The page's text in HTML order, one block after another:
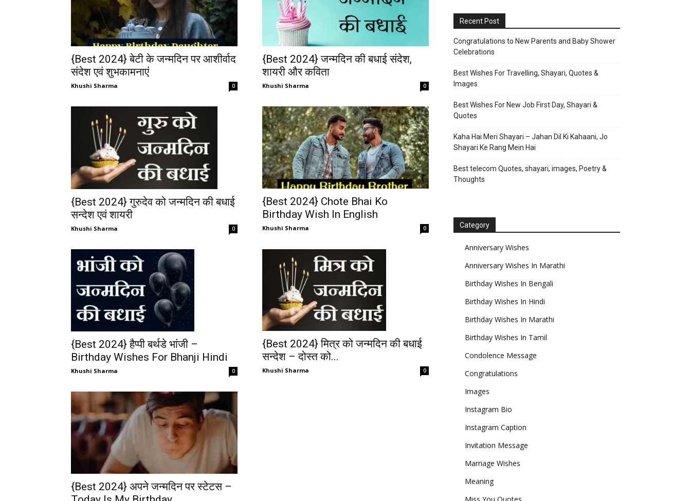
{Best 2024} बेटी के जन्मदिन पर आशीर्वाद
संदेश एवं शुभकामनाएं
Khushi Sharma 0
{Best 2024} जन्मदिन की बधाई संदेश,
शायरी और कविता
Khushi Sharma 0
{Best 2024} गुरुदेव को जन्मदिन की बधाई
सन्देश एवं शायरी
Khushi Sharma 0
{Best 2024} Chote Bhai Ko
Birthday Wish In English
Khushi Sharma 0
{Best 2024} हैप्पी बर्थडे भांजी –
Birthday Wishes For Bhanji Hindi
Khushi Sharma 0
{Best 2024} मित्र को जन्मदिन की बधाई
सन्देश – दोस्त को...
Khushi Sharma 0
{Best 2024} अपने जन्मदिन पर स्टेटस –
Recent Post
Congratulations to New Parents and Baby Shower
Celebrations
Best Wishes For Travelling, Shayari, Quotes &
Images
Best Wishes For New Job First Day, Shayari &
Quotes
Kaha Hai Meri Shayari – Jahan Dil Ki Kahaani, Jo
Shayari Ke Rang Mein Hai
Best telecom Quotes, shayari, images, Poetry &
Thoughts
Category
Anniversary Wishes
Anniversary Wishes In Marathi
Birthday Wishes In Bengali
Birthday Wishes In Hindi
Birthday Wishes In Marathi
Birthday Wishes In Tamil
Condolence Message
Congratulations
Images
Instagram Bio
Instagram Caption
Invitation Message
Marriage Wishes
Meaning